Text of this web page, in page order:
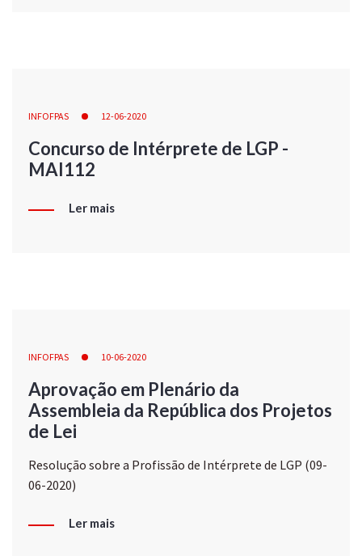
INFOFPAS 12-06-2020
Concurso de Intérprete de LGP -
MAI112
Ler mais
INFOFPAS 10-06-2020
Aprovação em Plenário da
Assembleia da República dos Projetos
de Lei
Resolução sobre a Profissão de Intérprete de LGP (09-
06-2020)
Ler mais